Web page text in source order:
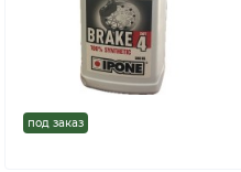
под заказ